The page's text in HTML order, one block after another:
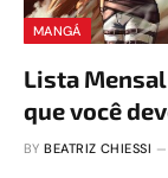
MANGÁ
Lista
que você
BY BEATRIZ CHIESSI